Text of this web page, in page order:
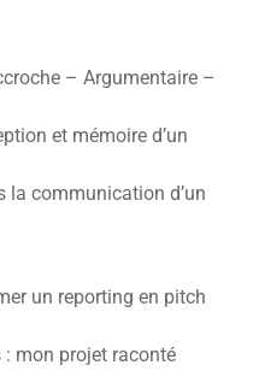
– Argumentaire –
et mémoire d’un
communication d’un
un reporting en pitch
: mon projet raconté